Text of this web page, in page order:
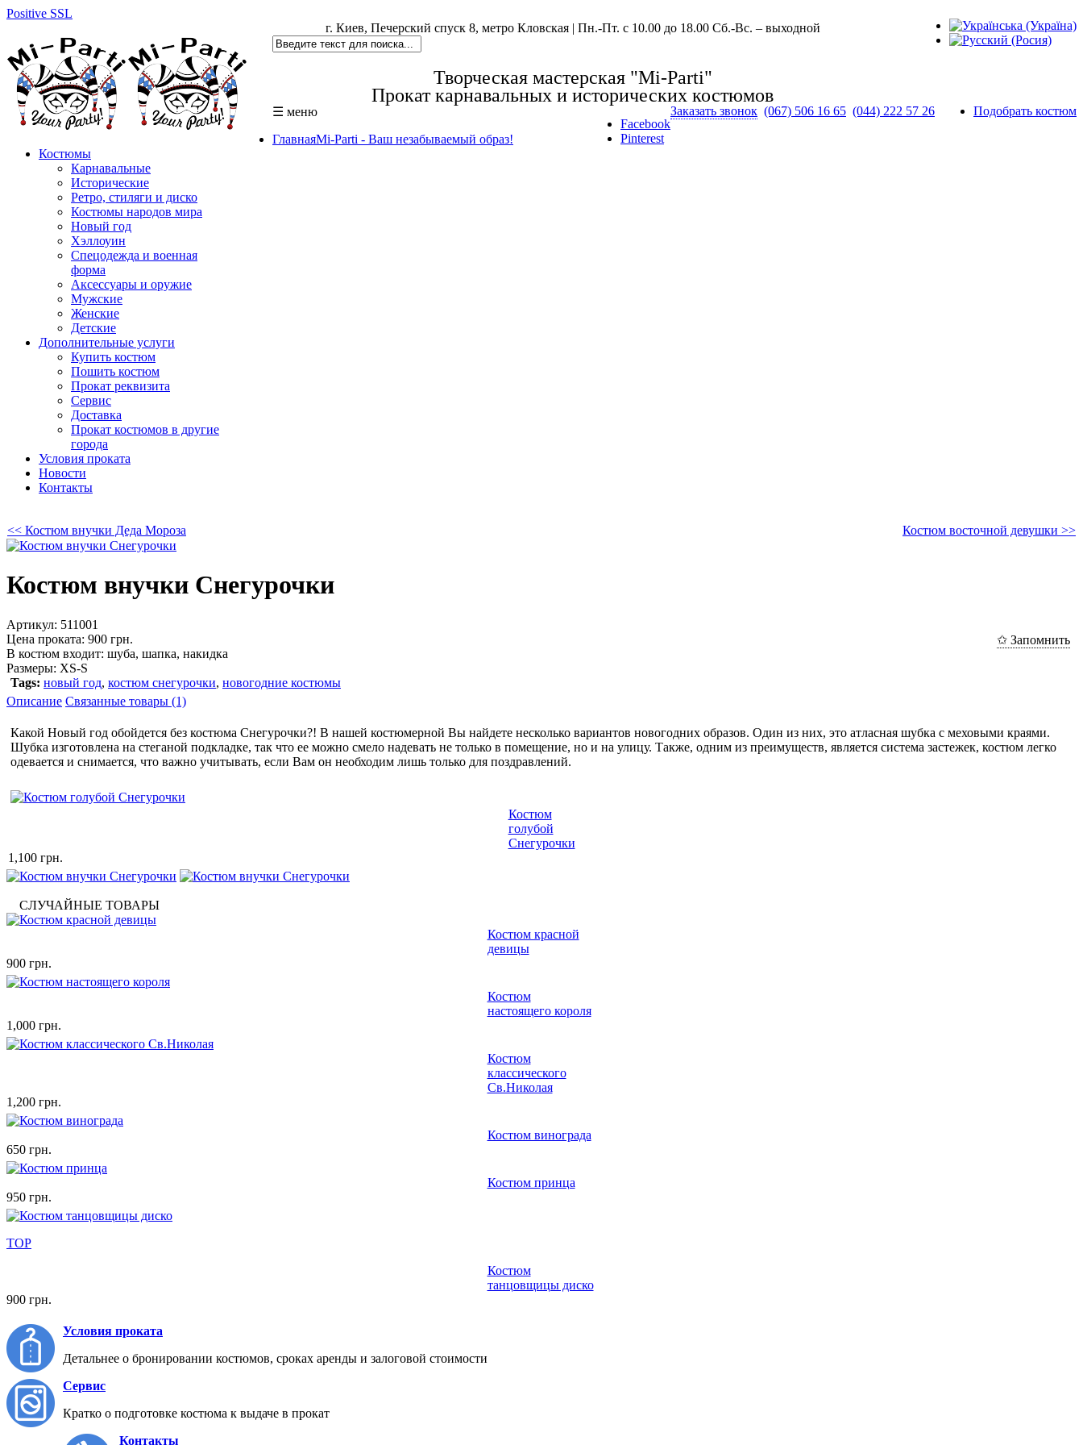
Positive SSL
г. Киев, Печерский спуск 8, метро Кловская | Пн.-Пт. с 10.00 до 18.00 Сб.-Вс. – выходной
Творческая мастерская "Mi-Parti"
Прокат карнавальных и исторических костюмов
Подобрать костюм
(044) 222 57 26
(067) 506 16 65
Заказать звонок
Facebook
Pinterest
☰ меню
ГлавнаяMi-Parti - Ваш незабываемый образ!
Костюмы
Карнавальные
Исторические
Ретро, стиляги и диско
Костюмы народов мира
Новый год
Хэллоуин
Спецодежда и военная
форма
Аксессуары и оружие
Мужские
Женские
Детские
Дополнительные услуги
Купить костюм
Пошить костюм
Прокат реквизита
Сервис
Доставка
Прокат костюмов в другие
города
Условия проката
Новости
Контакты
<< Костюм внучки Деда Мороза Костюм восточной девушки >>
Костюм внучки Снегурочки
Артикул: 511001
✩ Запомнить
Цена проката: 900 грн.
В костюм входит: шуба, шапка, накидка
Размеры: XS-S
Tags: новый год, костюм снегурочки, новогодние костюмы
Описание Связанные товары (1)
Какой Новый год обойдется без костюма Снегурочки?! В нашей костюмерной Вы найдете несколько вариантов новогодних образов. Один из них, это атласная шубка с меховыми краями.
Шубка изготовлена на стеганой подкладке, так что ее можно смело надевать не только в помещение, но и на улицу. Также, одним из преимуществ, является система застежек, костюм легко
одевается и снимается, что важно учитывать, если Вам он необходим лишь только для поздравлений.
Костюм
голубой
Снегурочки
1,100 грн.
СЛУЧАЙНЫЕ ТОВАРЫ
Костюм красной
девицы
900 грн.
Костюм
настоящего короля
1,000 грн.
Костюм
классического
Св.Николая
1,200 грн.
Костюм винограда
650 грн.
Костюм принца
950 грн.
TOP
Костюм
танцовщицы диско
900 грн.
Условия проката
Детальнее о бронировании костюмов, сроках аренды и залоговой стоимости
Сервис
Кратко о подготовке костюма к выдаче в прокат
Контакты